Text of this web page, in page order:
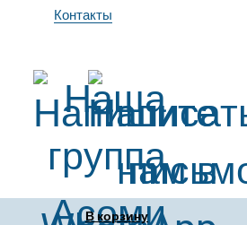
Контакты
В корзину